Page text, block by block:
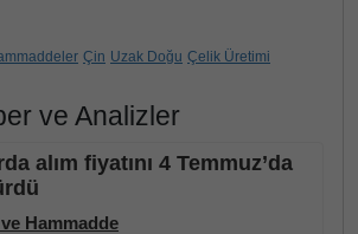
Çin Uzak Doğu Çelik Üretimi
ve Analizler
alım fiyatını 4 Temmuz’da
Hammadde